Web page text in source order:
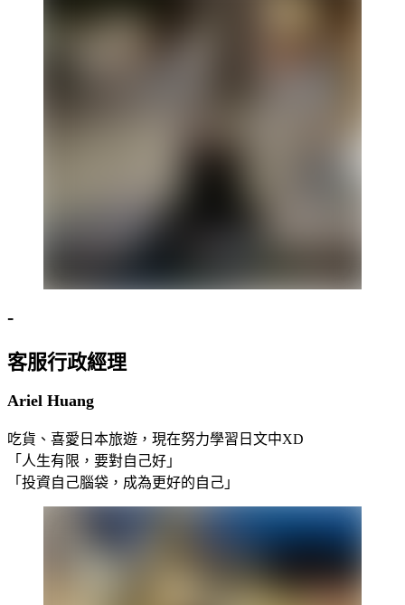
-
客服行政經理
Ariel Huang
吃貨、喜愛日本旅遊，現在努力學習日文中XD
「人生有限，要對自己好」
「投資自己腦袋，成為更好的自己」